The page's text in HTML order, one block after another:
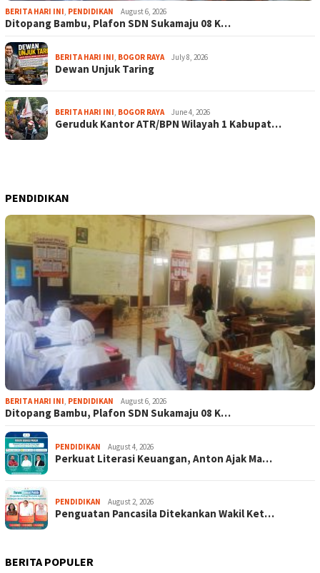
BERITA HARI INI, PENDIDIKAN August 6, 2026
Ditopang Bambu, Plafon SDN Sukamaju 08 K…
BERITA HARI INI, BOGOR RAYA July 8, 2026
Dewan Unjuk Taring
BERITA HARI INI, BOGOR RAYA June 4, 2026
Geruduk Kantor ATR/BPN Wilayah 1 Kabupat…
PENDIDIKAN
BERITA HARI INI, PENDIDIKAN August 6, 2026
Ditopang Bambu, Plafon SDN Sukamaju 08 K…
PENDIDIKAN August 4, 2026
Perkuat Literasi Keuangan, Anton Ajak Ma…
PENDIDIKAN August 2, 2026
Penguatan Pancasila Ditekankan Wakil Ket…
BERITA POPULER